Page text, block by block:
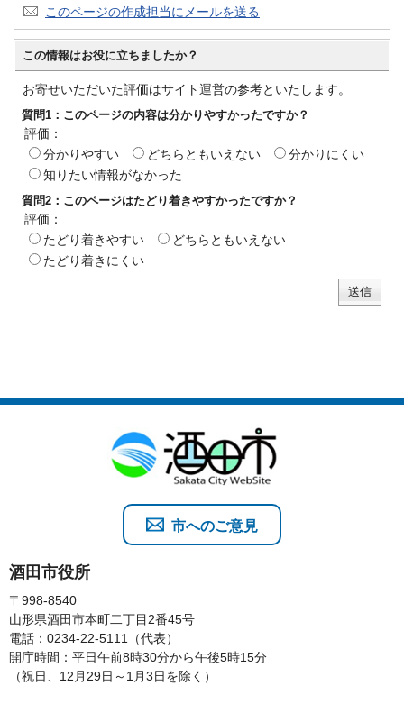
このページの作成担当にメールを送る
この情報はお役に立ちましたか？
お寄せいただいた評価はサイト運営の参考といたします。
質問1：このページの内容は分かりやすかったですか？
評価：
分かりやすい
どちらともいえない
分かりにくい
知りたい情報がなかった
質問2：このページはたどり着きやすかったですか？
評価：
たどり着きやすい
どちらともいえない
たどり着きにくい
酒田市役所
〒998-8540
山形県酒田市本町二丁目2番45号
電話：0234-22-5111（代表）
開庁時間：平日午前8時30分から午後5時15分
（祝日、12月29日～1月3日を除く）
市へのご意見